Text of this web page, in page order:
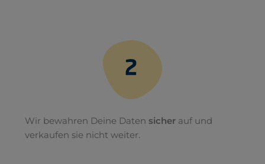
Wir bewahren Deine Daten sicherauf und
verkaufen sie nicht weiter.